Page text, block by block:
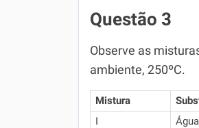
Questão 3
Observe as
ambiente, 250ºC.
Mistura
I